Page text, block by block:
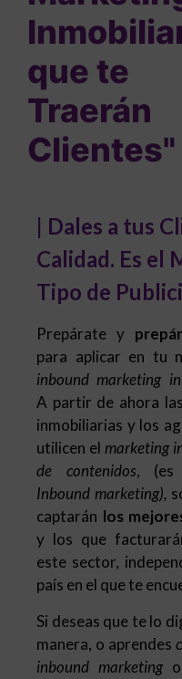
que te
Traerán
Clientes"
| Dales a tus
Calidad. Es el
Tipo de
Prepárate y
para aplicar en tu
inbound marketing
A partir de ahora
inmobiliarias y los
utilicen el marketing
de contenidos, (es
Inbound marketing),
captarán los
y los que
este sector,
país en el que te
Si deseas que te lo
manera, o aprendes
inbound marketing